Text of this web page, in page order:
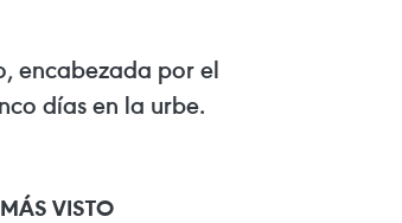
encabezada por el
días en la urbe.
VISTO